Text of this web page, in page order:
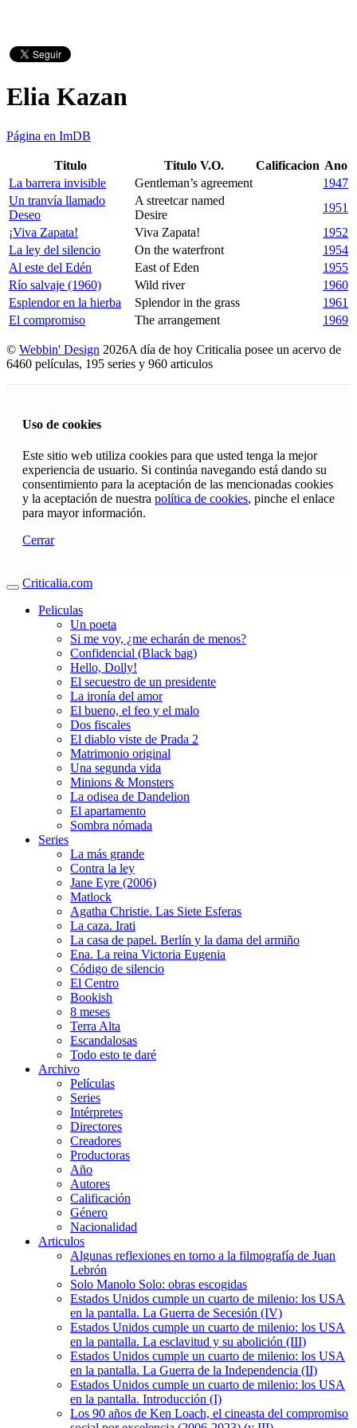
Elia Kazan
Página en ImDB
Titulo Titulo V.O. Calificacion Ano
La barrera invisible
Gentleman’s agreement
1947
Un tranvía llamado
Deseo
A streetcar named
Desire
1951
¡Viva Zapata!
Viva Zapata!
1952
La ley del silencio
On the waterfront
1954
Al este del Edén
East of Eden
1955
Río salvaje (1960)
Wild river
1960
Esplendor en la hierba
Splendor in the grass
1961
El compromiso
The arrangement 1969
© Webbin' Design 2026A día de hoy Criticalia posee un acervo de
6460 películas, 195 series y 960 articulos
Uso de cookies
Este sitio web utiliza cookies para que usted tenga la mejor
experiencia de usuario. Si continúa navegando está dando su
consentimiento para la aceptación de las mencionadas cookies
y la aceptación de nuestra política de cookies, pinche el enlace
para mayor información.
Cerrar
Criticalia.com
Peliculas
Un poeta
Si me voy, ¿me echarán de menos?
Confidencial (Black bag)
Hello, Dolly!
El secuestro de un presidente
La ironía del amor
El bueno, el feo y el malo
Dos fiscales
El diablo viste de Prada 2
Matrimonio original
Una segunda vida
Minions & Monsters
La odisea de Dandelion
El apartamento
Sombra nómada
Series
La más grande
Contra la ley
Jane Eyre (2006)
Matlock
Agatha Christie. Las Siete Esferas
La caza. Irati
La casa de papel. Berlín y la dama del armiño
Ena. La reina Victoria Eugenia
Código de silencio
El Centro
Bookish
8 meses
Terra Alta
Escandalosas
Todo esto te daré
Archivo
Películas
Series
Intérpretes
Directores
Creadores
Productoras
Año
Autores
Calificación
Género
Nacionalidad
Articulos
Algunas reflexiones en torno a la filmografía de Juan
Lebrón
Solo Manolo Solo: obras escogidas
Estados Unidos cumple un cuarto de milenio: los USA
en la pantalla. La Guerra de Secesión (IV)
Estados Unidos cumple un cuarto de milenio: los USA
en la pantalla. La esclavitud y su abolición (III)
Estados Unidos cumple un cuarto de milenio: los USA
en la pantalla. La Guerra de la Independencia (II)
Estados Unidos cumple un cuarto de milenio: los USA
en la pantalla. Introducción (I)
Los 90 años de Ken Loach, el cineasta del compromiso